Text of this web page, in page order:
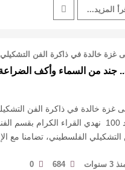
المزيد...
غزة خالدة في ذاكرة الفن التشكيلي
جند من السماء وأكف الضراعة
غزة خالدة في ذاكرة الفن
العدد 100 نهدي القراء الكرام
التشكيلي الفلسطيني، تضامنا مع
3 سنوات 684
0